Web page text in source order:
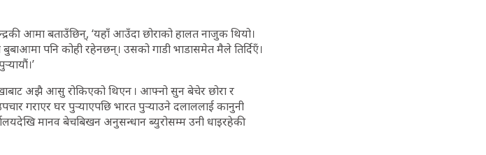
आमा बताउँछिन्, ‘यहाँ आउँदा छोराको हालत नाजुक थियो।
पनि कोही रहेनछन्। उसको गाडी भाडासमेत मैले तिर्दिएँ।
अझै आसु रोकिएको थिएन । आफ्नो सुन बेचेर छोरा र
गराएर घर पुर्‍याएपछि भारत पुर्‍याउने दलाललाई कानुनी
मानव बेचबिखन अनुसन्धान ब्युरोसम्म उनी धाइरहेकी